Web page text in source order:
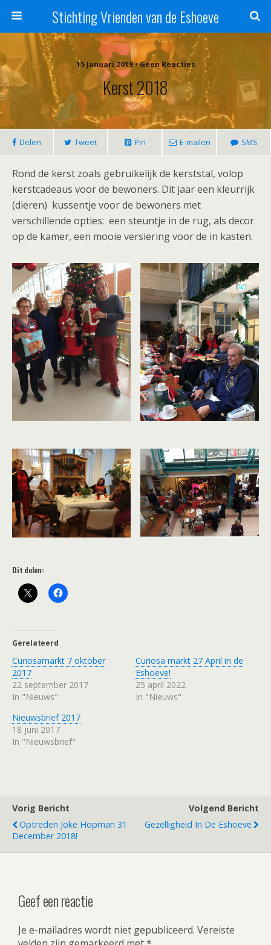
Stichting Vrienden van de Eshoeve
15 Januari 2019 • Geen Reacties
Kerst 2018
Delen Tweet Pin E-mailen SMS
Rond de kerst zoals gebruikelijk de kerststal, volop
kerstcadeaus voor de bewoners. Dit jaar een kleurrijk
(dieren) kussentje voor de bewoners met
verschillende opties: een steuntje in de rug, als decor
op de kamer, een mooie versiering voor de in kasten.
Dit delen:
Gerelateerd
Curiosamarkt 7 oktober
2017
22 september 2017
In "Nieuws"
Curiosa markt 27 April in de
Eshoeve!
25 april 2022
In "Nieuws"
Nieuwsbrief 2017
18 juni 2017
In "Nieuwsbrief"
Vorig Bericht
Optreden Joke Hopman 31
December 2018!
Volgend Bericht
Gezelligheid In De Eshoeve
Geef een reactie
Je e-mailadres wordt niet gepubliceerd. Vereiste